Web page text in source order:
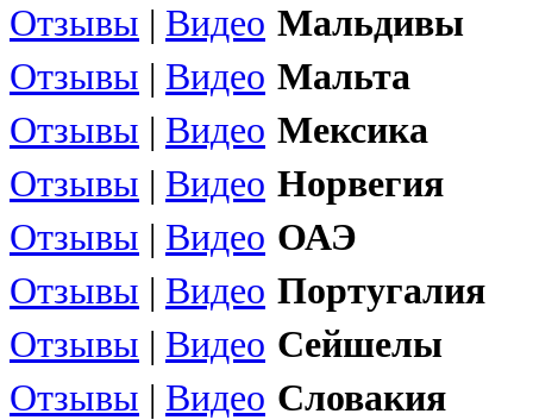
Отзывы | Видео Мальдивы
Отзывы | Видео Мальта
Отзывы | Видео Мексика
Отзывы | Видео Норвегия
Отзывы | Видео ОАЭ
Отзывы | Видео Португалия
Отзывы | Видео Сейшелы
Отзывы | Видео Словакия